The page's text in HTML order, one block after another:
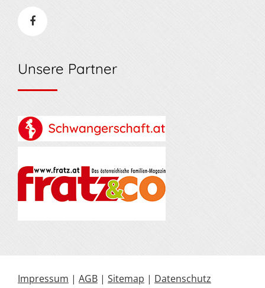
Unsere Partner
Impressum | AGB | Sitemap | Datenschutz